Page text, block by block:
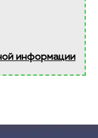
информации